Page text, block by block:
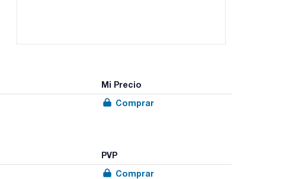
Mi Precio
Comprar
PVP
Comprar